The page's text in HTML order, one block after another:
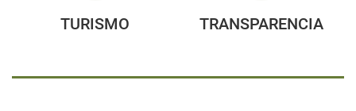
TURISMO TRANSPARENCIA